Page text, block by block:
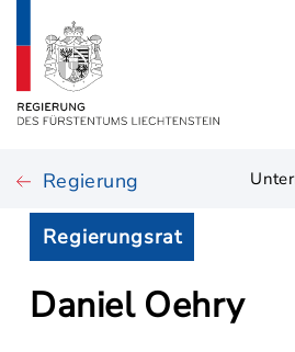
Regierung
Regierungsrat
Daniel Oehry